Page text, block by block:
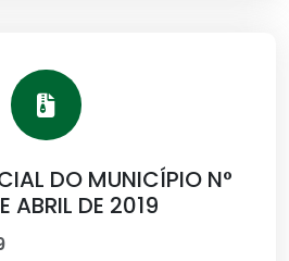
DO MUNICÍPIO N°
ABRIL DE 2019